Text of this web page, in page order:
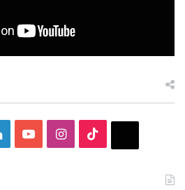
LinkedInYouTubeInstagram